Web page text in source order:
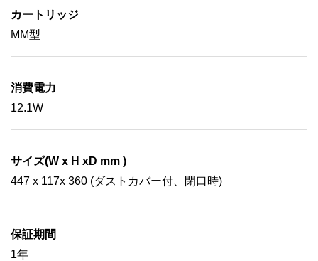
カートリッジ
MM型
消費電力
12.1W
サイズ(W x H xD mm )
447 x 117x 360 (ダストカバー付、閉口時)
保証期間
1年